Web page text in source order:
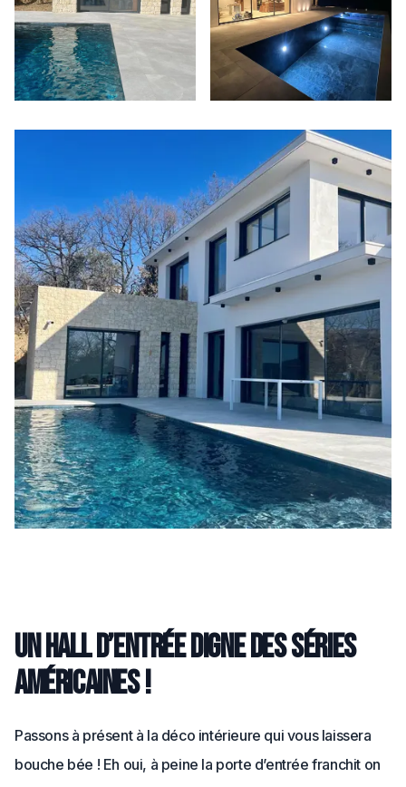
Un hall d’entrée digne des séries
américaines !
Passons à présent à la déco intérieure qui vous laissera
bouche bée ! Eh oui, à peine la porte d’entrée franchit on